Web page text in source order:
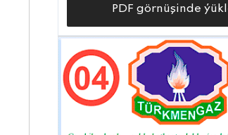
PDF görnüşinde